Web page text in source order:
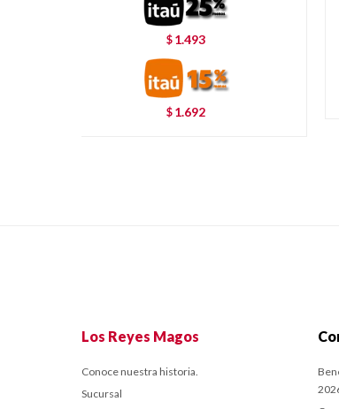
$ 1.493
$ 1.692
Los Reyes Magos
Conoce nuestra historia.
Sucursal